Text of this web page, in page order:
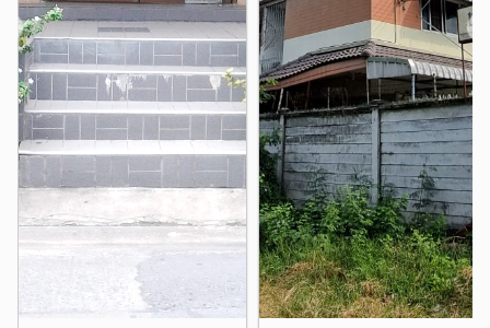
ทางอาคารมีสิ่งอำนวยความสะดวกครบ ที่จอดรถฟรี แอร์
เครื่องทำน้ำอุ่น อ่างอาบน้ำแบบแช่ตัวได้ ห้องกว้างๆ ทำเล
ใจกลางเมือง ที่สำคัญทางอาคารมีอินเตอร์เนทไฟเบอร์
บริการถึงห้องพัก อยากได้ความเร็วเท่าไรจัดได้ทุกความเร็ว
ไม่ว่าจะ Live สดขายของ เล่นเกมส์ อย่างไว ไม่ต้องติดขัด
กับสัญญาณไวไฟ เชิญแวะเข้ามาชมห้องพักสวยๆได้ทุกวัน
สนใจติดต่อ เบอร์ 06-1480-6300 , 08-6310-1368 LINE
เบอร์โทร : 0614806300 ห้องพักรัชดา ห้องพักรัชโยธิน ห้อง
พัก วังหิน ห้องพัก ลาดพร้าว ห้องพัก พหลโยธิน หอพัก
ลาดพร้าว ห้องเช่า รัชดา หอพักรัชดา ห้องเช่ารัชดา ห้องเช่า
รัชโยธิน
❯